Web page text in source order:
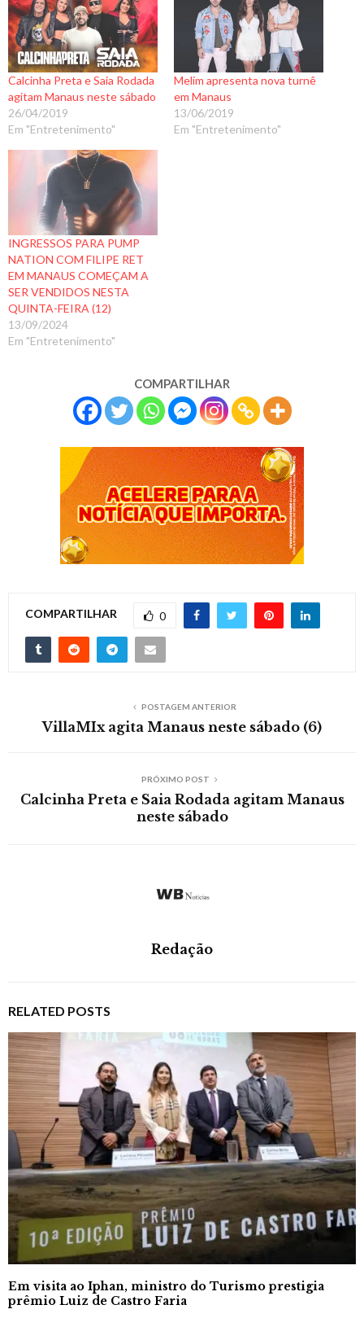
Calcinha Preta e Saia Rodada
agitam Manaus neste sábado
26/04/2019
Em "Entretenimento"
Melim apresenta nova turnê
em Manaus
13/06/2019
Em "Entretenimento"
INGRESSOS PARA PUMP
NATION COM FILIPE RET
EM MANAUS COMEÇAM A
SER VENDIDOS NESTA
QUINTA-FEIRA (12)
13/09/2024
Em "Entretenimento"
COMPARTILHAR
COMPARTILHAR 0
POSTAGEM ANTERIOR
VillaMIx agita Manaus neste sábado (6)
PRÓXIMO POST
Calcinha Preta e Saia Rodada agitam Manaus
neste sábado
Redação
RELATED POSTS
Em visita ao Iphan, ministro do Turismo prestigia
prêmio Luiz de Castro Faria